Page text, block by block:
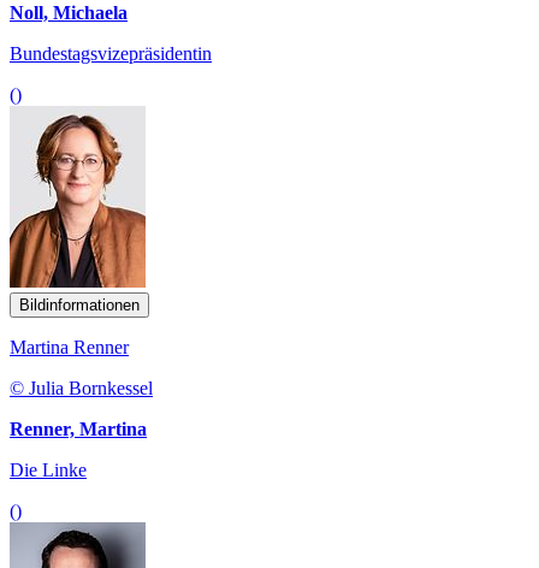
Noll, Michaela
Bundestagsvizepräsidentin
()
Bildinformationen
Martina Renner
© Julia Bornkessel
Renner, Martina
Die Linke
()